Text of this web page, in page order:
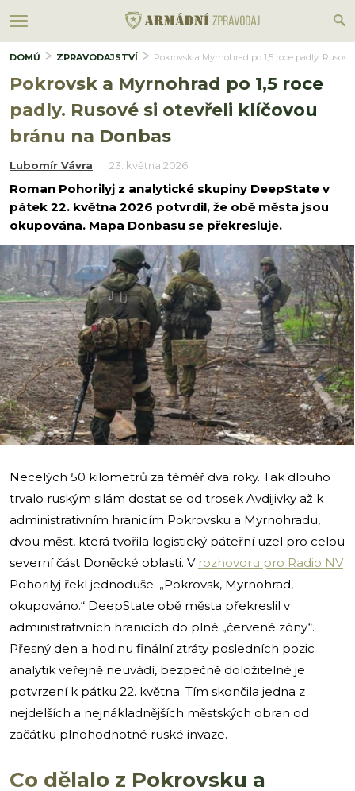
DOMŮ ZPRAVODAJSTVÍ Pokrovsk a Myrnohrad po 1,5 roce padly.
Pokrovsk a Myrnohrad po 1,5 roce
padly. Rusové si otevřeli klíčovou
bránu na Donbas
Lubomír Vávra 23. května 2026
Roman Pohorilyj z analytické skupiny DeepState v
pátek 22. května 2026 potvrdil, že obě města jsou
okupována. Mapa Donbasu se překresluje.
i
Necelých 50 kilometrů za téměř dva roky. Tak dlouho
trvalo ruským silám dostat se od trosek Avdijivky až k
administrativním hranicím Pokrovsku a Myrnohradu,
dvou měst, která tvořila logistický páteřní uzel pro celou
severní část Doněcké oblasti. V rozhovoru pro Radio NV
Pohorilyj řekl jednoduše: „Pokrovsk, Myrnohrad,
okupováno.“ DeepState obě města překreslil v
administrativních hranicích do plné „červené zóny“.
Přesný den a hodinu finální ztráty posledních pozic
analytik veřejně neuvádí, bezpečně doložitelné je
potvrzení k pátku 22. května. Tím skončila jedna z
nejdelších a nejnákladnějších městských obran od
začátku plnohodnotné ruské invaze.
Co dělalo z Pokrovsku a